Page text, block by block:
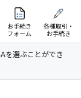
お手続き
フォーム
各種取引・
お手続き
を選ぶことができ